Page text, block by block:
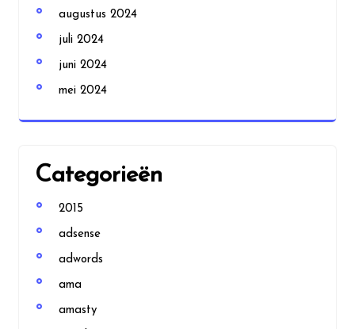
augustus 2024
juli 2024
juni 2024
mei 2024
Categorieën
2015
adsense
adwords
ama
amasty